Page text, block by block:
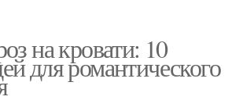
Спальня в сером цвете
на кровати: 10
для романтического